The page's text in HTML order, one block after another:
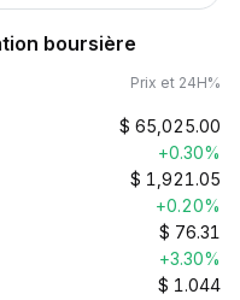
boursière
Prix et 24H%
$ 65,025.00
+0.30%
$ 1,921.05
+0.20%
$ 76.31
+3.30%
$ 1.044